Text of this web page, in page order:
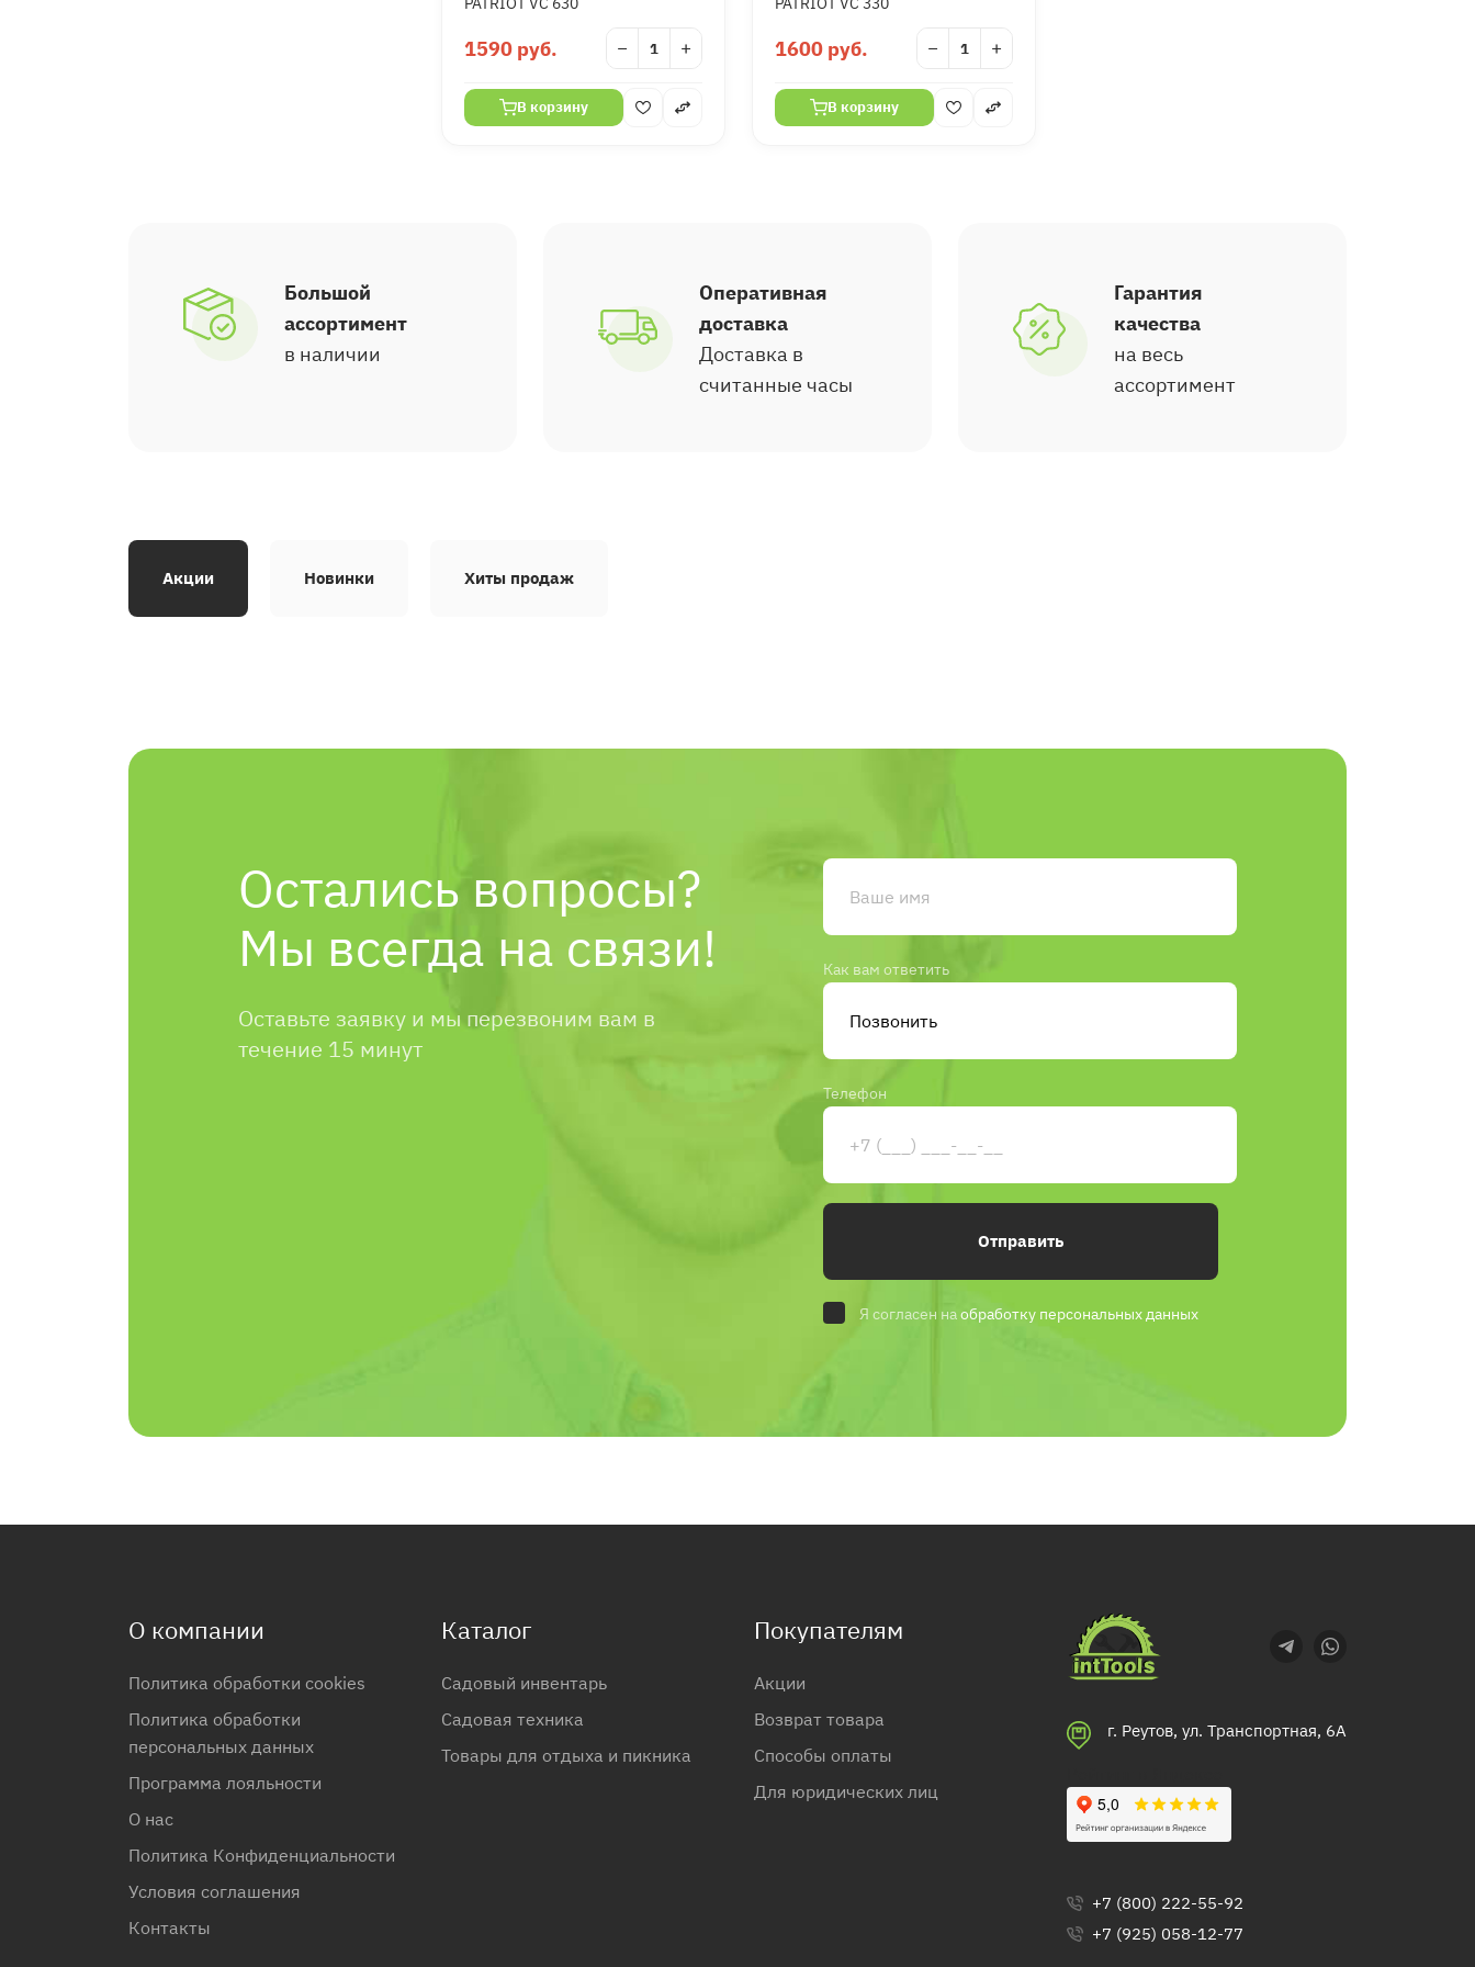
1590 руб. − +
В корзину
1600 руб. − +
В корзину
Большой
ассортимент
в наличии
Оперативная
доставка
Доставка в
считанные часы
Гарантия
качества
на весь
ассортимент
Акции Новинки Хиты продаж
Остались вопросы?
Мы всегда на связи!
Оставьте заявку и мы перезвоним вам в
течение 15 минут
Как вам ответить
Телефон
Отправить
Я согласен наобработку персональных данных
О компании
Политика обработки cookies
Политика обработки
персональных данных
Программа лояльности
О нас
Политика Конфиденциальности
Условия соглашения
Контакты
Каталог
Садовый инвентарь
Садовая техника
Товары для отдыха и пикника
Покупателям
Акции
Возврат товара
Способы оплаты
Для юридических лиц
г. Реутов, ул. Транспортная, 6А
+7 (800) 222-55-92
+7 (925) 058-12-77